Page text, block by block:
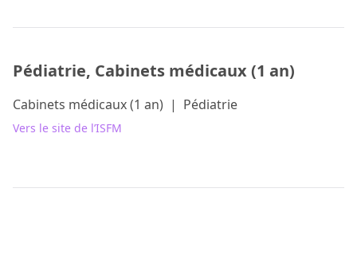
Pédiatrie, Cabinets médicaux (1 an)
Cabinets médicaux (1 an) | Pédiatrie
Vers le site de l’ISFM